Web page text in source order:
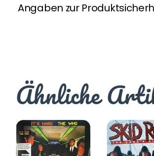
Angaben zur
Ähnliche